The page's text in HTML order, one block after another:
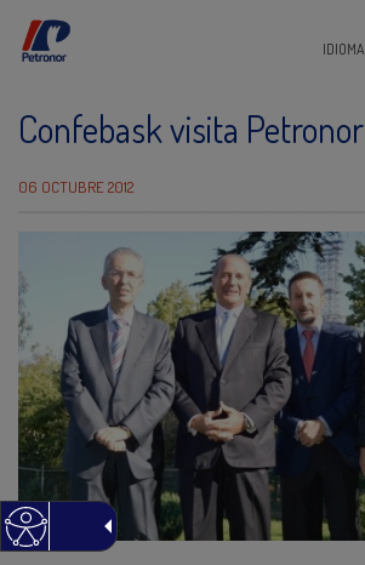
IDIOMA
Confebask visita Petronor
06 OCTUBRE 2012